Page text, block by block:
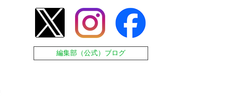
編集部（公式）ブログ